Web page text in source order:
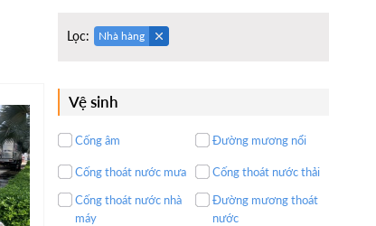
Lọc: Nhà hàng
Vệ sinh
Cống âm Đường mương nổi
Cống thoát nước mưa
Cống thoát nước thải
Cống thoát nước nhà
máy
Đường mương thoát
nước